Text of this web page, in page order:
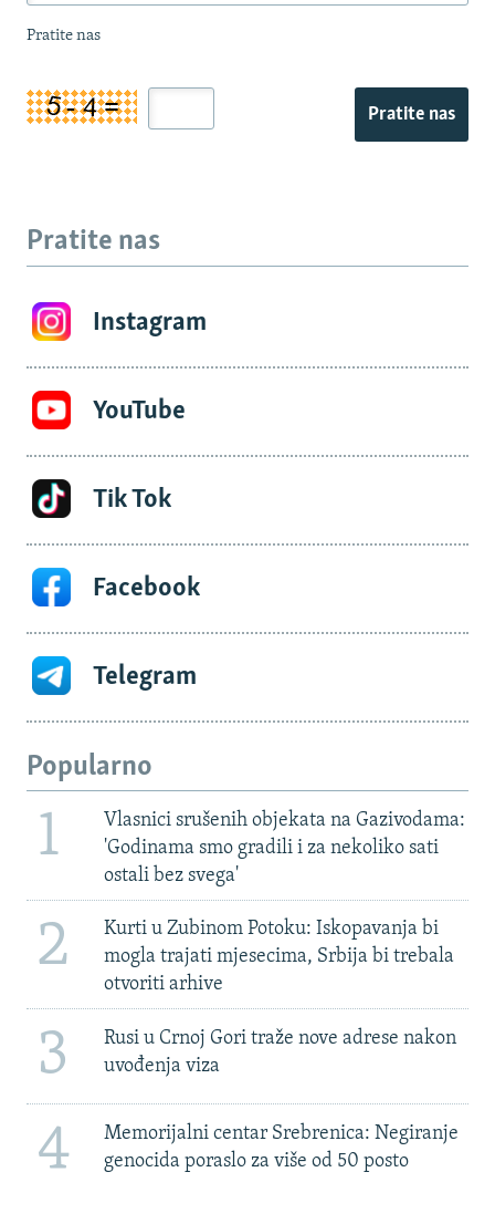
Pratite nas
Pratite nas
Pratite nas
Instagram
YouTube
Tik Tok
Facebook
Telegram
Popularno
1
Vlasnici srušenih objekata na Gazivodama:
'Godinama smo gradili i za nekoliko sati
ostali bez svega'
2
Kurti u Zubinom Potoku: Iskopavanja bi
mogla trajati mjesecima, Srbija bi trebala
otvoriti arhive
3
Rusi u Crnoj Gori traže nove adrese nakon
uvođenja viza
4
Memorijalni centar Srebrenica: Negiranje
genocida poraslo za više od 50 posto